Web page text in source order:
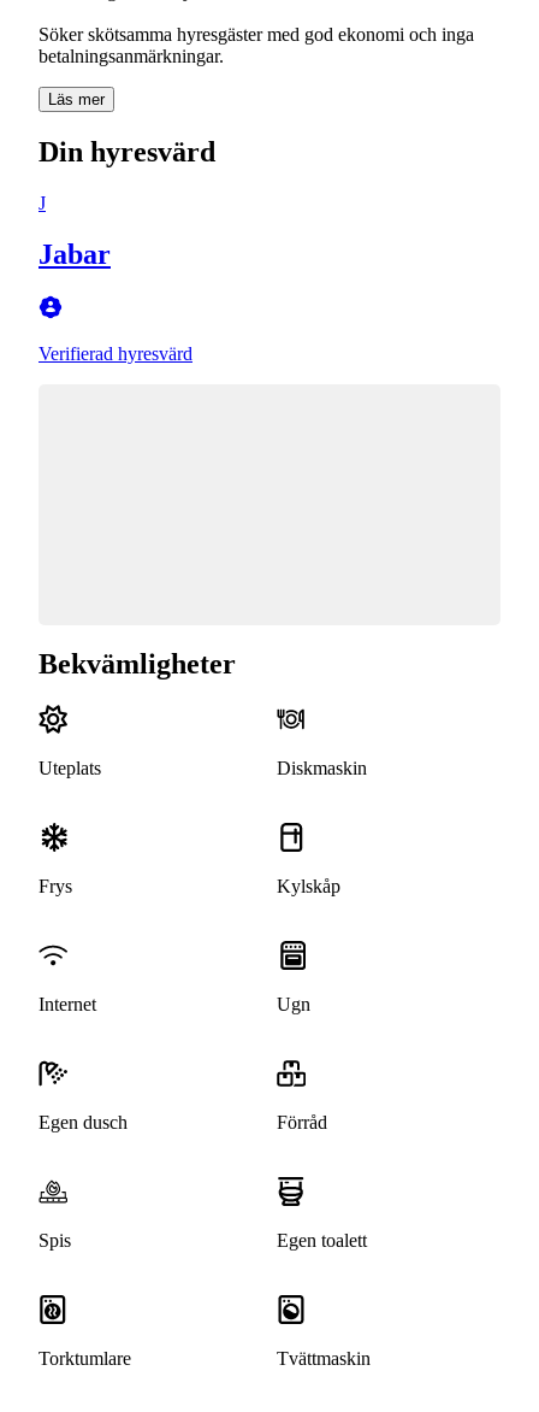
Söker skötsamma hyresgäster med god ekonomi och inga
betalningsanmärkningar.
Läs mer
Din hyresvärd
J
Jabar
Verifierad hyresvärd
Bekvämligheter
Uteplats Diskmaskin
Frys Kylskåp
Internet Ugn
Egen dusch Förråd
Spis Egen toalett
Torktumlare Tvättmaskin